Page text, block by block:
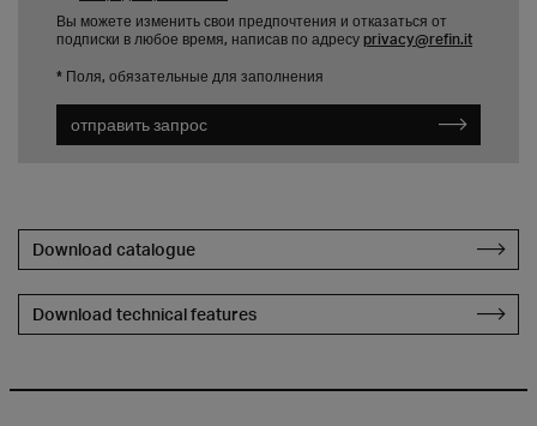
Вы можете изменить свои предпочтения и отказаться от
подписки в любое время, написав по адресу privacy@refin.it
* Поля, обязательные для заполнения
отправить запрос
Download catalogue
Download technical features